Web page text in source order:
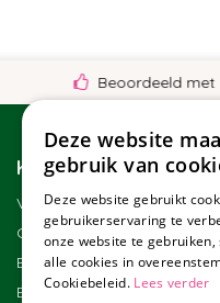
Beoordeeld met een
Klantenservice
Veelgestelde vragen
Contact
Bestellen
Bezorgen en afhalen
Deze website
gebruik van
Deze website gebruikt
gebruikerservaring te
onze website te
alle cookies in
Cookiebeleid. Lees verder